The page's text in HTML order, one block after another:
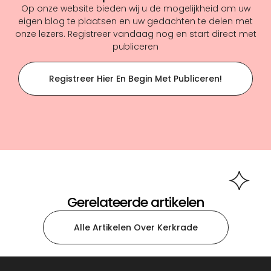
Op onze website bieden wij u de mogelijkheid om uw
eigen blog te plaatsen en uw gedachten te delen met
onze lezers. Registreer vandaag nog en start direct met
publiceren
Registreer Hier En Begin Met Publiceren!
Gerelateerde artikelen
Alle Artikelen Over Kerkrade